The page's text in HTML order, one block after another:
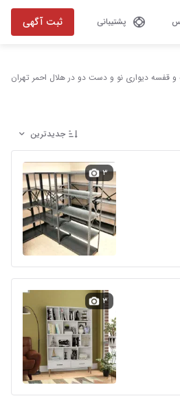
پشتیبانی ثبت آگهی
و قفسه دیواری نو و دست دو در هلال احمر تهران
جدیدترین
۳
۳